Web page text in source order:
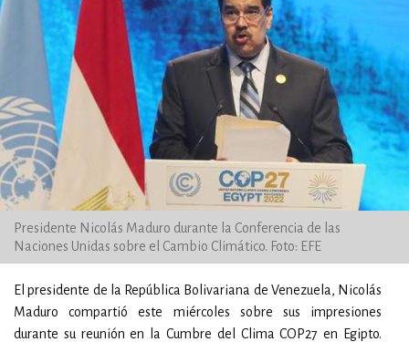
Presidente Nicolás Maduro durante la Conferencia de las
Naciones Unidas sobre el Cambio Climático. Foto: EFE
El presidente de la República Bolivariana de Venezuela, Nicolás
Maduro compartió este miércoles sobre sus impresiones
durante su reunión en la Cumbre del Clima COP27 en Egipto.